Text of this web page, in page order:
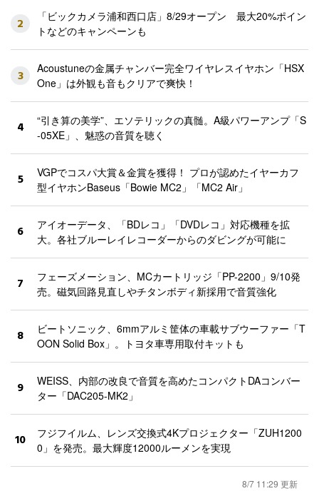
2
「ビックカメラ浦和西口店」8/29オープン 最大20%ポイン
トなどのキャンペーンも
3
Acoustuneの金属チャンバー完全ワイヤレスイヤホン「HSX
One」は外観も音もクリアで爽快！
4
“引き算の美学”、エソテリックの真髄。A級パワーアンプ「S
-05XE」、魅惑の音質を聴く
5
VGPでコスパ大賞＆金賞を獲得！ プロが認めたイヤーカフ
型イヤホンBaseus「Bowie MC2」「MC2 Air」
6
アイオーデータ、「BDレコ」「DVDレコ」対応機種を拡
大。各社ブルーレイレコーダーからのダビングが可能に
7
フェーズメーション、MCカートリッジ「PP-2200」9/10発
売。磁気回路見直しやチタンボディ新採用で音質強化
8
ビートソニック、6mmアルミ筐体の車載サブウーファー「T
OON Solid Box」。トヨタ車専用取付キットも
9
WEISS、内部の改良で音質を高めたコンパクトDAコンバー
ター「DAC205-MK2」
10
フジフイルム、レンズ交換式4Kプロジェクター「ZUH1200
0」を発売。最大輝度12000ルーメンを実現
8/7 11:29 更新